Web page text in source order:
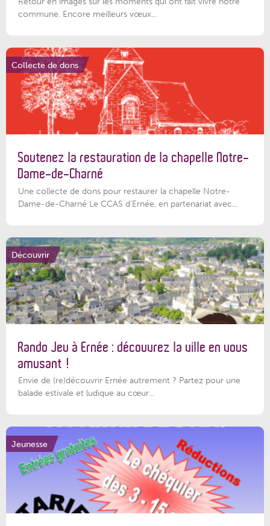
commune. Encore meilleurs vœux...
Collecte de dons
Soutenez la restauration de la chapelle Notre-
Dame-de-Charné
Une collecte de dons pour restaurer la chapelle Notre-
Dame-de-Charné Le CCAS d’Ernée, en partenariat avec...
Découvrir
Rando Jeu à Ernée : découvrez la ville en vous
amusant !
Envie de (re)découvrir Ernée autrement ? Partez pour une
balade estivale et ludique au cœur...
Jeunesse